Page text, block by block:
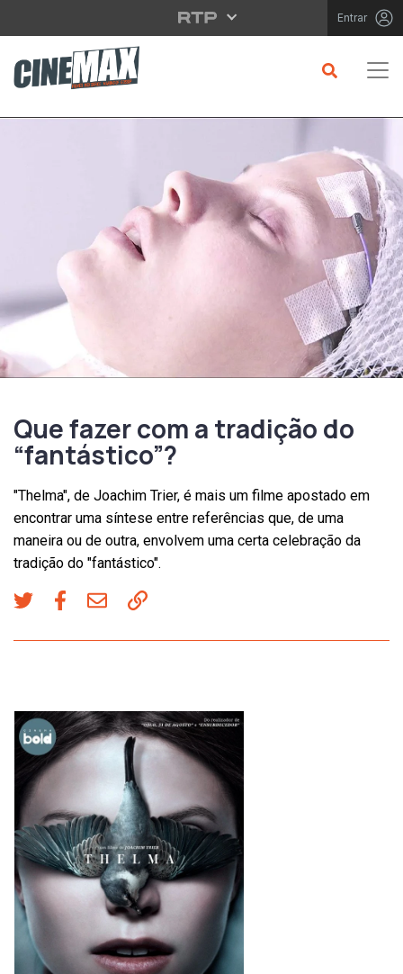
Saltar para o conteúdo principal Entrar
Que fazer com a tradição do
“fantástico”?
"Thelma", de Joachim Trier, é mais um filme apostado em
encontrar uma síntese entre referências que, de uma
maneira ou de outra, envolvem uma certa celebração da
tradição do "fantástico".